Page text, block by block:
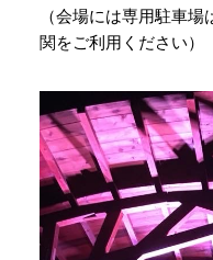
（会場には専用駐車
関をご利用ください）